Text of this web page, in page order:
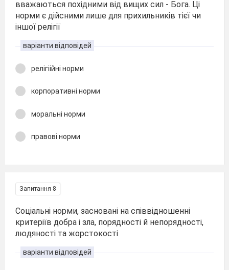
вважаються похідними від вищих сил - Бога. Ці
норми є дійсними лише для прихильників тієї чи
іншої релігії
варіанти відповідей
релігіійні норми
корпоративні норми
моральні норми
правові норми
Запитання 8
Соціальні норми, засновані на співвідношенні
критеріїв добра і зла, порядності й непорядності,
людяності та жорстокості
варіанти відповідей